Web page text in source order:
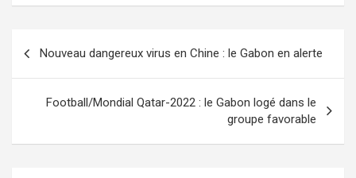
de
l’article
Nouveau dangereux virus en Chine : le Gabon en alerte
Football/Mondial Qatar-2022 : le Gabon logé dans le
groupe favorable